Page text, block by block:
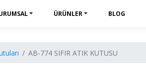
ÜRÜNLER BLOG
AB-774 SIFIR ATIK KUTUSU